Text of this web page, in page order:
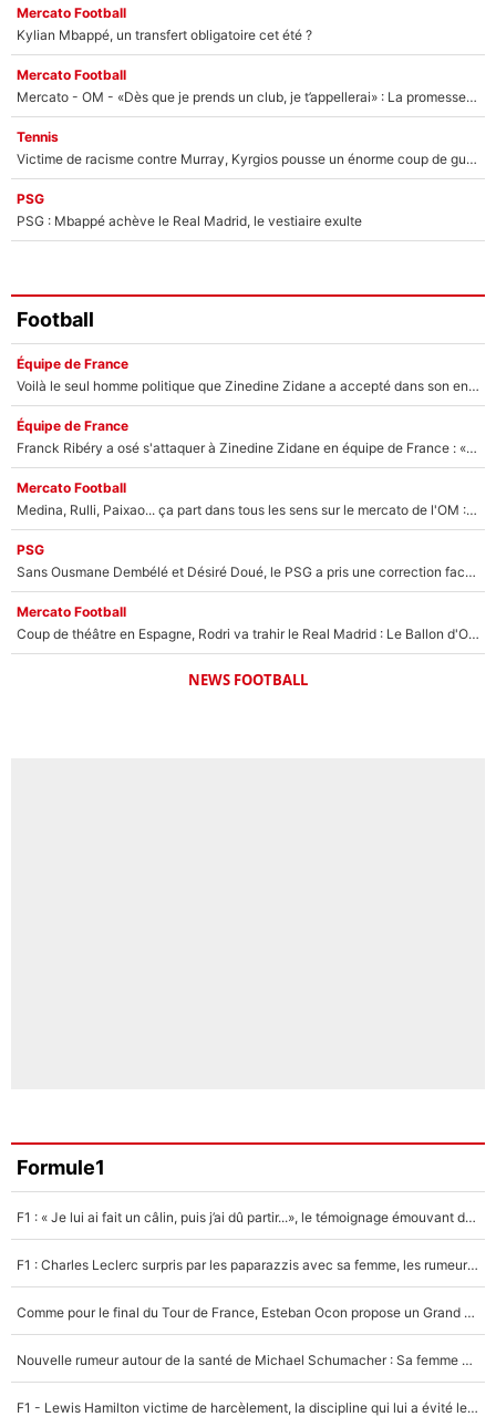
Mercato Football
Kylian Mbappé, un transfert obligatoire cet été ?
Mercato Football
Mercato - OM - «Dès que je prends un club, je t’appellerai» : La promesse de Marcelino au moment de claquer la porte
Tennis
Victime de racisme contre Murray, Kyrgios pousse un énorme coup de gueule !
PSG
PSG : Mbappé achève le Real Madrid, le vestiaire exulte
Football
Équipe de France
Voilà le seul homme politique que Zinedine Zidane a accepté dans son entourage : «Je garde un très bon souvenir de lui»
Équipe de France
Franck Ribéry a osé s'attaquer à Zinedine Zidane en équipe de France : «Je n'aurais jamais fait ça»
Mercato Football
Medina, Rulli, Paixao... ça part dans tous les sens sur le mercato de l'OM : Frank McCourt va enfin récupérer l'argent qu'il attend ?
PSG
Sans Ousmane Dembélé et Désiré Doué, le PSG a pris une correction face à Majorque : Luis Enrique attend avec impatience des renforts !
Mercato Football
Coup de théâtre en Espagne, Rodri va trahir le Real Madrid : Le Ballon d'Or a choisi de signer au FC Barcelone !
NEWS FOOTBALL
Formule1
F1 : « Je lui ai fait un câlin, puis j’ai dû partir...», le témoignage émouvant de Max Verstappen sur sa fille
F1 : Charles Leclerc surpris par les paparazzis avec sa femme, les rumeurs étaient vraies !
Comme pour le final du Tour de France, Esteban Ocon propose un Grand Prix de Formule 1 à Paris : «Autour de l’Arc de Triomphe, ce serait génial» !
Nouvelle rumeur autour de la santé de Michael Schumacher : Sa femme Corinna sort du silence
F1 - Lewis Hamilton victime de harcèlement, la discipline qui lui a évité le pire : «J'aurais probablement mal tourné»